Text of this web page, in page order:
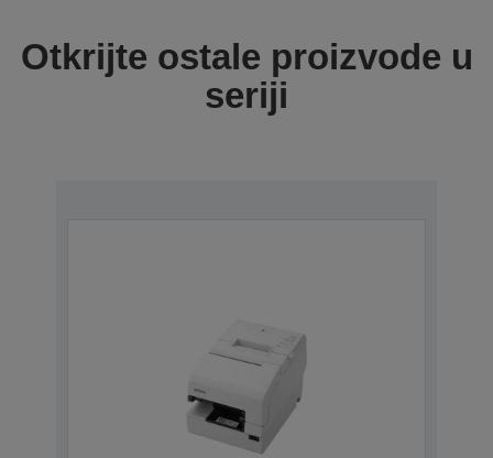
Otkrijte ostale proizvode u
seriji